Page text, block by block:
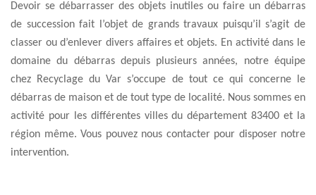
Devoir se débarrasser des objets inutiles ou faire un débarras
de succession fait l’objet de grands travaux puisqu’il s’agit de
classer ou d’enlever divers affaires et objets. En activité dans le
domaine du débarras depuis plusieurs années, notre équipe
chez Recyclage du Var s’occupe de tout ce qui concerne le
débarras de maison et de tout type de localité. Nous sommes en
activité pour les différentes villes du département 83400 et la
région même. Vous pouvez nous contacter pour disposer notre
intervention.